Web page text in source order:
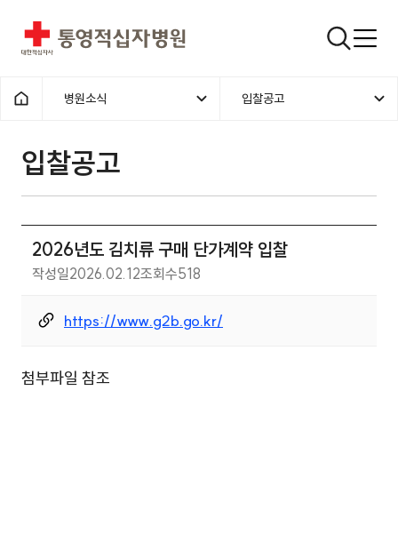
통영적십자병원 검색창
홈으로
병원소식 입찰공고
입찰공고
2026년도 김치류 구매 단가계약 입찰
작성일2026.02.12조회수518
https://www.g2b.go.kr/
첨부파일 참조